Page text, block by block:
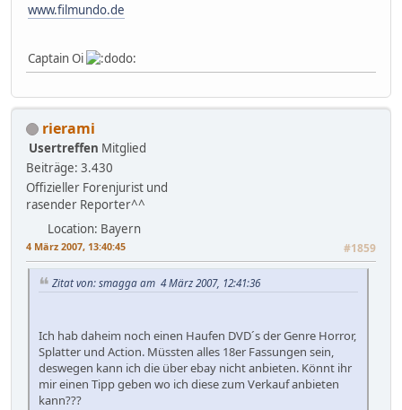
www.filmundo.de
Captain Oi
rierami
Usertreffen Mitglied
Beiträge: 3.430
Offizieller Forenjurist und
rasender Reporter^^
Location: Bayern
4 März 2007, 13:40:45 #1859
Zitat von: smagga am 4 März 2007, 12:41:36
Ich hab daheim noch einen Haufen DVD´s der Genre Horror,
Splatter und Action. Müssten alles 18er Fassungen sein,
deswegen kann ich die über ebay nicht anbieten. Könnt ihr
mir einen Tipp geben wo ich diese zum Verkauf anbieten
kann???